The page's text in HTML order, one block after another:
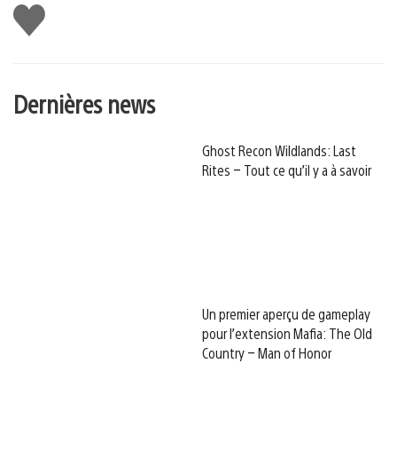
J'aime
Dernières news
Ghost Recon Wildlands: Last
Rites – Tout ce qu’il y a à savoir
Un premier aperçu de gameplay
pour l’extension Mafia: The Old
Country – Man of Honor